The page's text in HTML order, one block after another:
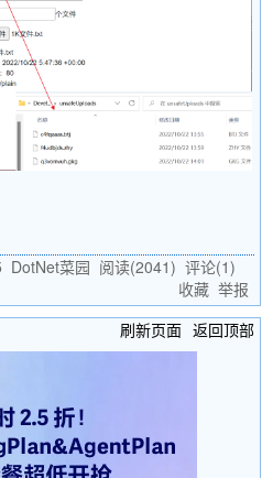
DotNet菜园 阅读(2041) 评论(1)
收藏 举报
刷新页面 返回顶部